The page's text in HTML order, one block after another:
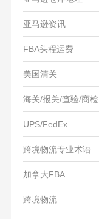
亚马逊资讯
FBA头程运费
美国清关
海关/报关/查验/商检
UPS/FedEx
跨境物流专业术语
加拿大FBA
跨境物流